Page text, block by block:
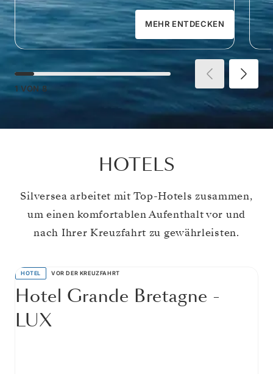
MEHR ENTDECKEN
1 VON 8
HOTELS
Silversea arbeitet mit Top-Hotels zusammen,
um einen komfortablen Aufenthalt vor und
nach Ihrer Kreuzfahrt zu gewährleisten.
HOTEL VOR DER KREUZFAHRT
Hotel Grande Bretagne -
LUX